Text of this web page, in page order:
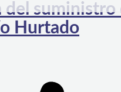
suministro
Hurtado